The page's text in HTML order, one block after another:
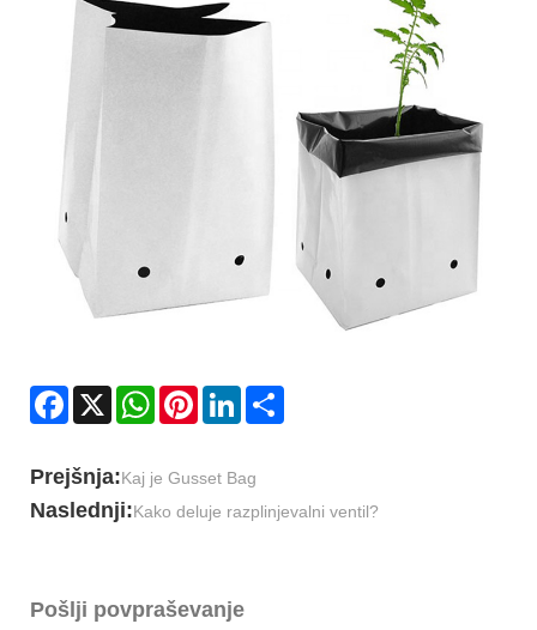
Facebook
X WhatsAppPinterestLinkedIn
Prejšnja:Kaj je Gusset Bag
Naslednji:Kako deluje razplinjevalni ventil?
Pošlji povpraševanje